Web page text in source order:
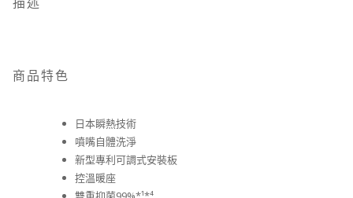
描述
商品特色
日本瞬熱技術
噴嘴自體洗淨
新型專利可調式安裝板
控溫暖座